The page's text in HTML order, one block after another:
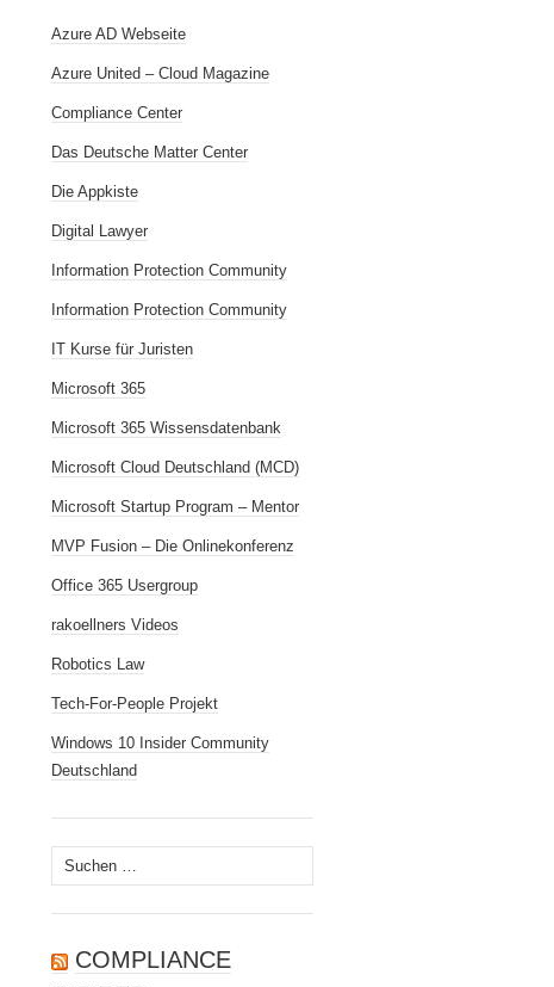
Azure AD Webseite
Azure United – Cloud Magazine
Compliance Center
Das Deutsche Matter Center
Die Appkiste
Digital Lawyer
Information Protection Community
Information Protection Community
IT Kurse für Juristen
Microsoft 365
Microsoft 365 Wissensdatenbank
Microsoft Cloud Deutschland (MCD)
Microsoft Startup Program – Mentor
MVP Fusion – Die Onlinekonferenz
Office 365 Usergroup
rakoellners Videos
Robotics Law
Tech-For-People Projekt
Windows 10 Insider Community
Deutschland
Suchen
nach:
COMPLIANCE